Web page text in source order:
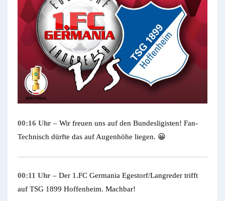
00:16 Uhr – Wir freuen uns auf den Bundesligisten! Fan-
Technisch dürfte das auf Augenhöhe liegen. 😀
00:11 Uhr – Der 1.FC Germania Egestorf/Langreder trifft
auf TSG 1899 Hoffenheim. Machbar!